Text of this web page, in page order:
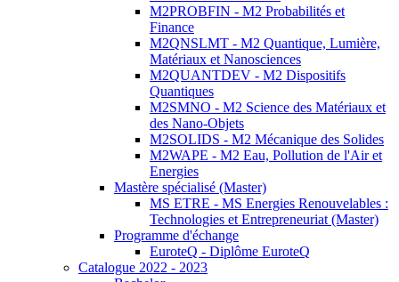
M2PROBFIN - M2 Probabilités et
Finance
M2QNSLMT - M2 Quantique, Lumière,
Matériaux et Nanosciences
M2QUANTDEV - M2 Dispositifs
Quantiques
M2SMNO - M2 Science des Matériaux et
des Nano-Objets
M2SOLIDS - M2 Mécanique des Solides
M2WAPE - M2 Eau, Pollution de l'Air et
Energies
Mastère spécialisé (Master)
MS ETRE - MS Energies Renouvelables :
Technologies et Entrepreneuriat (Master)
Programme d'échange
EuroteQ - Diplôme EuroteQ
Catalogue 2022 - 2023